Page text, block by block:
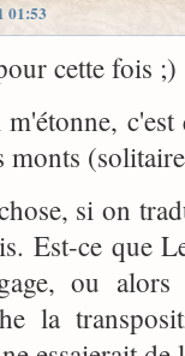
01:53
cette fois ;)
monts
si on
Est-ce que
ou alors
la